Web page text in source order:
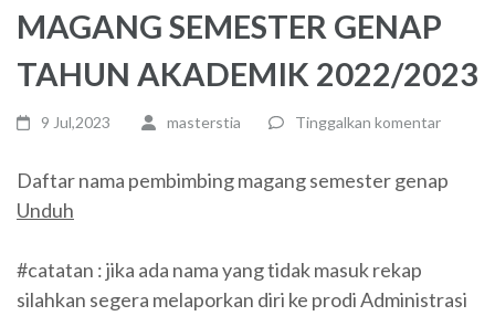
MAGANG SEMESTER GENAP
TAHUN AKADEMIK 2022/2023
9 Jul,2023 masterstia Tinggalkan komentar
Daftar nama pembimbing magang semester genap
Unduh
#catatan : jika ada nama yang tidak masuk rekap
silahkan segera melaporkan diri ke prodi Administrasi